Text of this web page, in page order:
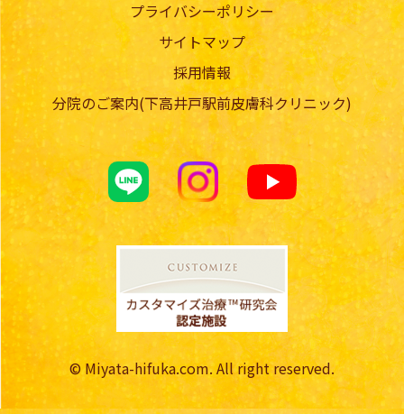
プライバシーポリシー
サイトマップ
採用情報
分院のご案内(下高井戸駅前皮膚科クリニック)
© Miyata-hifuka.com. All right reserved.